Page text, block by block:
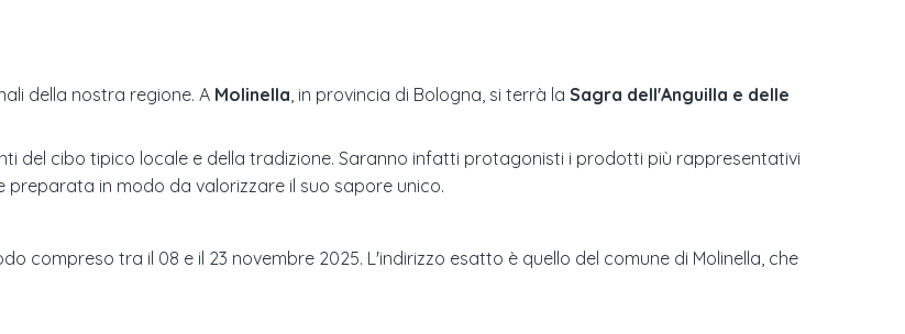
della nostra regione. A Molinella , in provincia di Bologna, si terrà la Sagra dell'Anguilla e delle
del cibo tipico locale e della tradizione. Saranno infatti protagonisti i prodotti più rappresentativi
in modo da valorizzare il suo sapore unico.
compreso tra il 08 e il 23 novembre 2025. L'indirizzo esatto è quello del comune di Molinella, che